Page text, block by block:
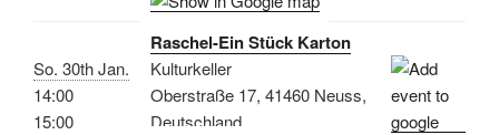
So. 30th Jan.
14:00
15:00
Raschel-Ein Stück Karton
Kulturkeller
Oberstraße 17, 41460 Neuss,
Deutschland